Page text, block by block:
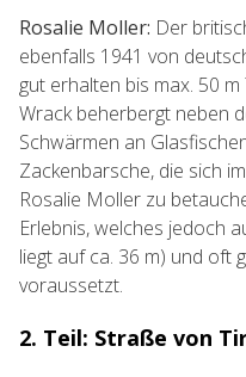
Rosalie Moller: Der
ebenfalls 1941 von
gut erhalten bis max. 50
Wrack beherbergt neben
Schwärmen an
Zackenbarsche, die sich
Rosalie Moller zu
Erlebnis, welches jedoch
liegt auf ca. 36 m) und oft
voraussetzt.
2. Teil: Straße von